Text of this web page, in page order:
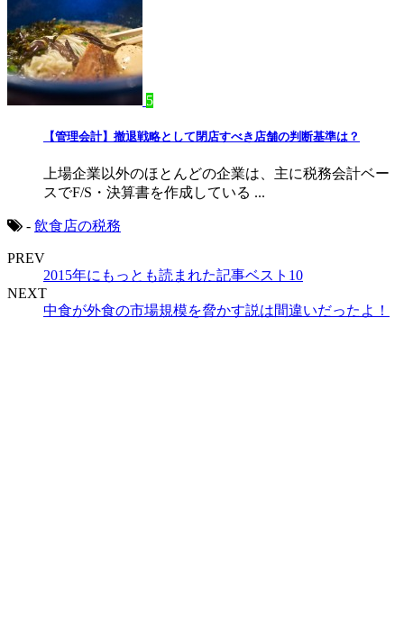
5
【管理会計】撤退戦略として閉店すべき店舗の判断基準は？
上場企業以外のほとんどの企業は、主に税務会計ベー
スでF/S・決算書を作成している ...
- 飲食店の税務
PREV
2015年にもっとも読まれた記事ベスト10
NEXT
中食が外食の市場規模を脅かす説は間違いだったよ！